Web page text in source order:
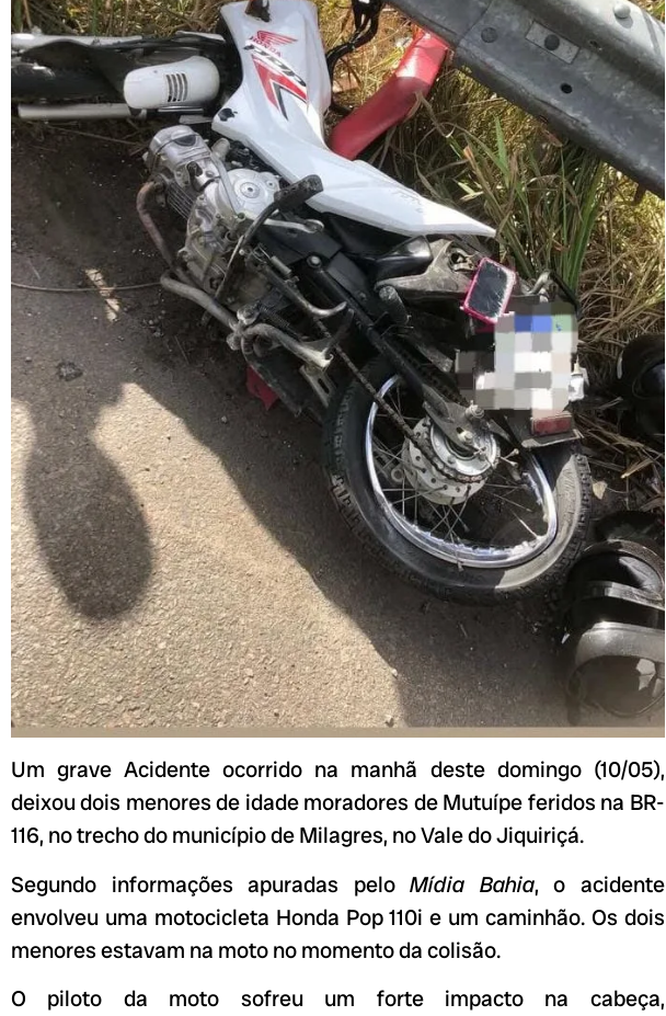
Um grave Acidente ocorrido na manhã deste domingo (10/05),
deixou dois menores de idade moradores de Mutuípe feridos na BR-
116, no trecho do município de Milagres, no Vale do Jiquiriçá.
Segundo informações apuradas peloMídia Bahia, o acidente
envolveu uma motocicleta Honda Pop 110i e um caminhão. Os dois
menores estavam na moto no momento da colisão.
O piloto da moto sofreu um forte impacto na cabeça,